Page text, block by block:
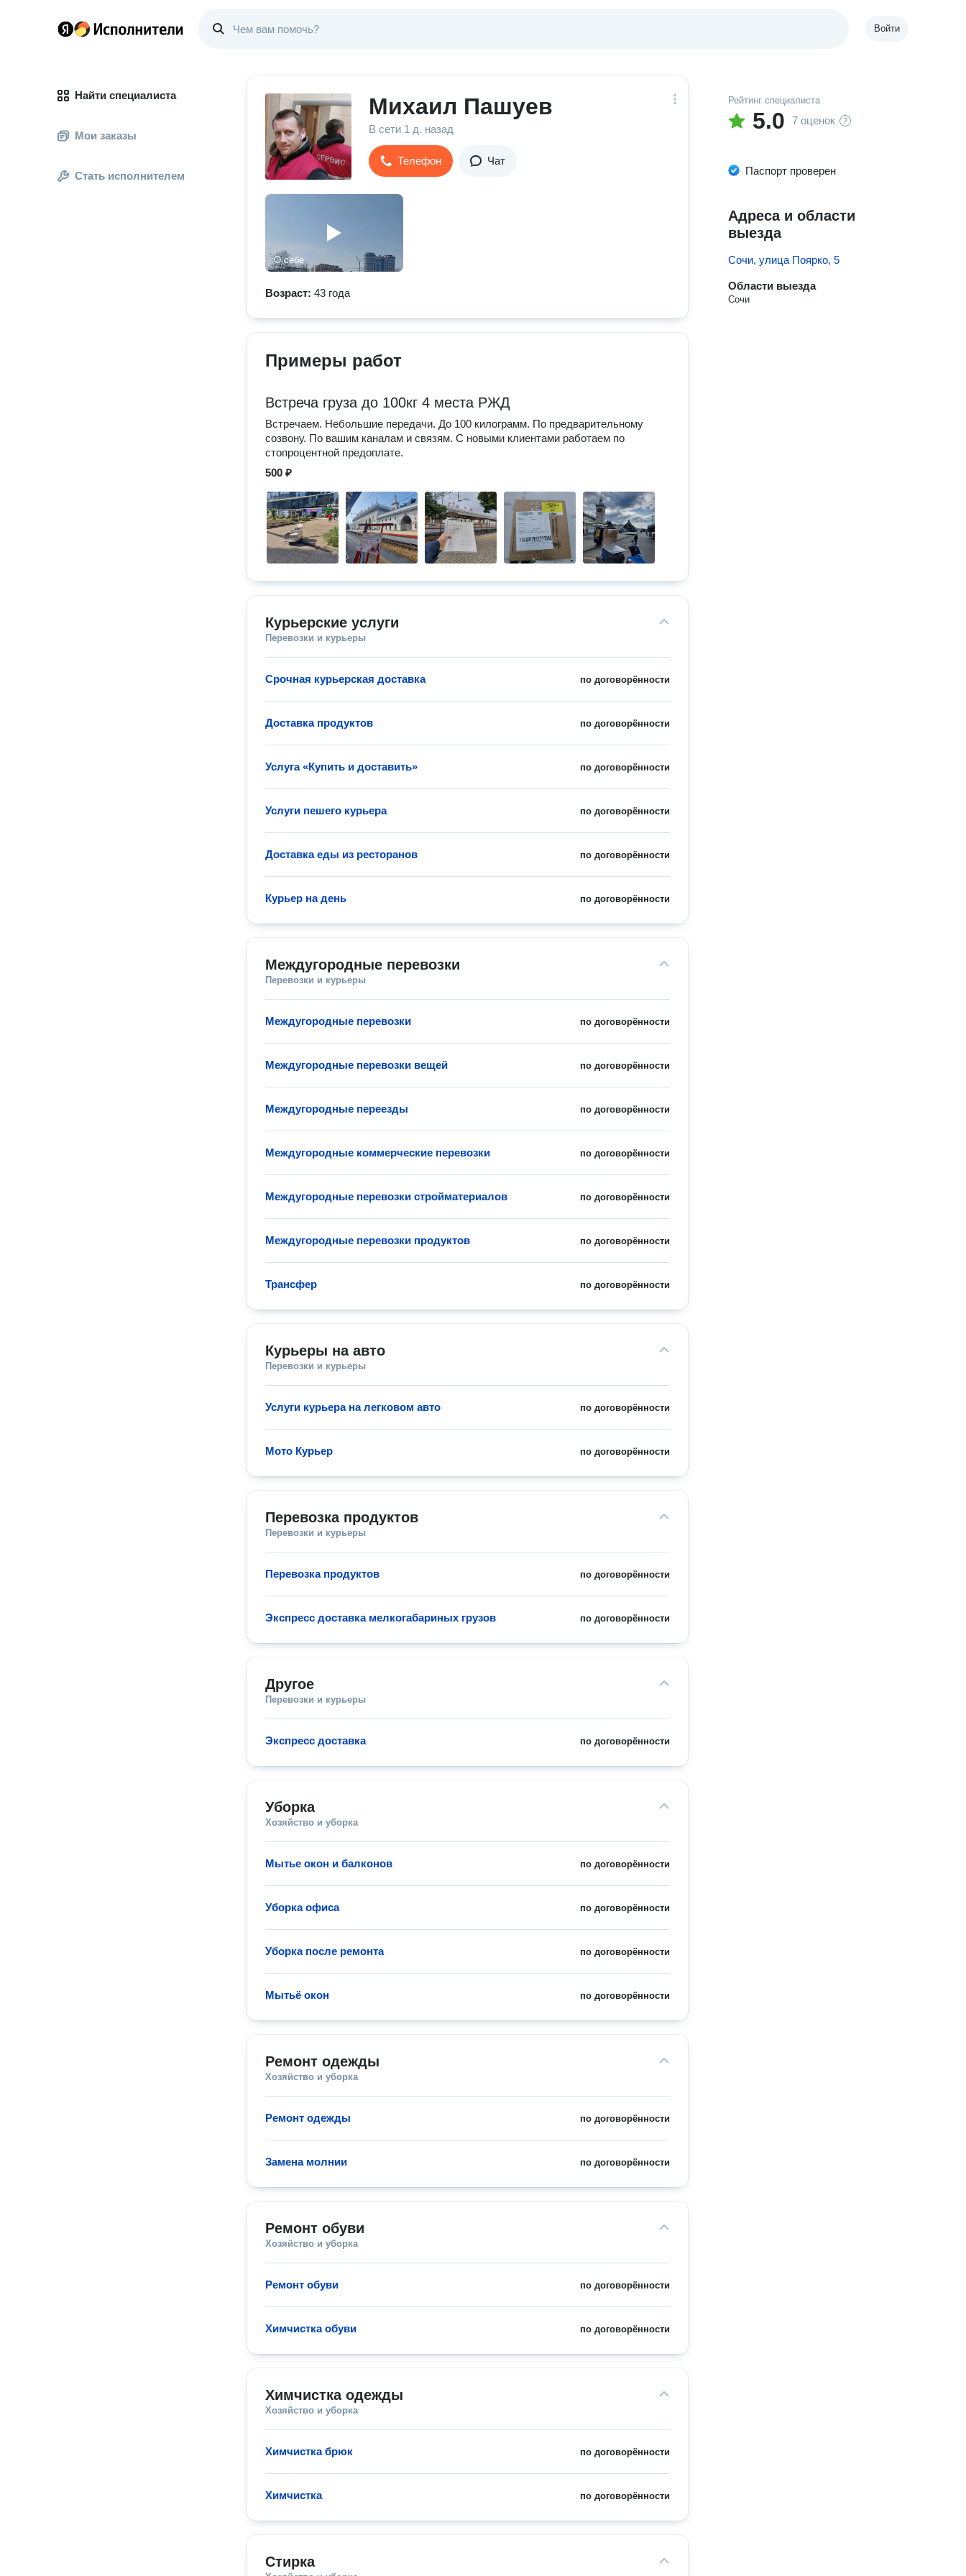
Войти
Найти специалиста
Мои заказы
Стать исполнителем
Михаил Пашуев
В сети 1 д. назад
Телефон Чат
О себе
Возраст: 43 года
Примеры работ
Встреча груза до 100кг 4 места РЖД
Встречаем. Небольшие передачи. До 100 килограмм. По предварительному
созвону. По вашим каналам и связям. С новыми клиентами работаем по
стопроцентной предоплате.
500 ₽
Курьерские услуги
Перевозки и курьеры
по договорённости
Срочная курьерская доставка
по договорённости
Доставка продуктов
по договорённости
Услуга «Купить и доставить»
по договорённости
Услуги пешего курьера
по договорённости
Доставка еды из ресторанов
по договорённости
Курьер на день
Междугородные перевозки
Перевозки и курьеры
по договорённости
Междугородные перевозки
по договорённости
Междугородные перевозки вещей
по договорённости
Междугородные переезды
по договорённости
Междугородные коммерческие перевозки
по договорённости
Междугородные перевозки стройматериалов
по договорённости
Междугородные перевозки продуктов
по договорённости
Трансфер
Курьеры на авто
Перевозки и курьеры
по договорённости
Услуги курьера на легковом авто
по договорённости
Мото Курьер
Перевозка продуктов
Перевозки и курьеры
по договорённости
Перевозка продуктов
по договорённости
Экспресс доставка мелкогабариных грузов
Другое
Перевозки и курьеры
по договорённости
Экспресс доставка
Уборка
Хозяйство и уборка
по договорённости
Мытье окон и балконов
по договорённости
Уборка офиса
по договорённости
Уборка после ремонта
по договорённости
Мытьё окон
Ремонт одежды
Хозяйство и уборка
по договорённости
Ремонт одежды
по договорённости
Замена молнии
Ремонт обуви
Хозяйство и уборка
по договорённости
Ремонт обуви
по договорённости
Химчистка обуви
Химчистка одежды
Хозяйство и уборка
по договорённости
Химчистка брюк
по договорённости
Химчистка
Стирка
Рейтинг специалиста
5.0 7 оценок
Паспорт проверен
Адреса и области
выезда
Сочи, улица Поярко, 5
Области выезда
Сочи